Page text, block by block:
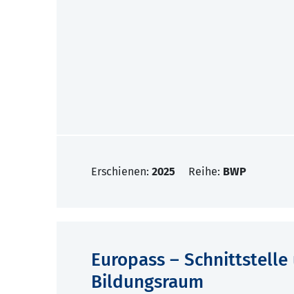
Erschienen: 2025 Reihe: BWP
Europass –
Bildungsraum